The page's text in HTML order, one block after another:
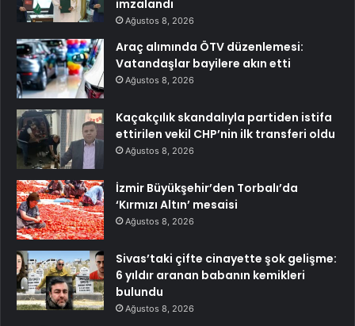
imzalandı
Ağustos 8, 2026
Araç alımında ÖTV düzenlemesi:
Vatandaşlar bayilere akın etti
Ağustos 8, 2026
Kaçakçılık skandalıyla partiden istifa
ettirilen vekil CHP’nin ilk transferi oldu
Ağustos 8, 2026
İzmir Büyükşehir’den Torbalı’da
‘Kırmızı Altın’ mesaisi
Ağustos 8, 2026
Sivas’taki çifte cinayette şok gelişme:
6 yıldır aranan babanın kemikleri
bulundu
Ağustos 8, 2026